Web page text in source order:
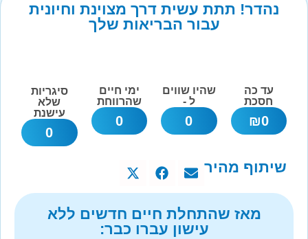
נהדר! תתת עשית דרך מצוינת וחיונית
עבור הבריאות שלך
עד כה
חסכת
0
₪
שהיו שווים
ל -
0
ימי חיים
שהרווחת
0
סיגריות
שלא
עישנת
0
שיתוף מהיר
מאז שהתחלת חיים חדשים ללא
עישון עברו כבר: